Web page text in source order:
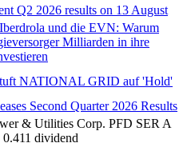
Q2 2026 results on 13 August
und die EVN: Warum
Milliarden in ihre
NATIONAL GRID auf 'Hold'
Second Quarter 2026 Results
& Utilities Corp. PFD SER A
dividend